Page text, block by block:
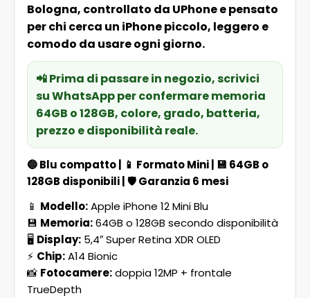
Bologna, controllato da UPhone e pensato
per chi cerca un iPhone piccolo, leggero e
comodo da usare ogni giorno.
📲 Prima di passare in negozio, scrivici
su WhatsApp per confermare memoria
64GB o 128GB, colore, grado, batteria,
prezzo e disponibilità reale.
🔵Blu compatto | 📱 Formato Mini | 💾 64GB o
128GB disponibili | 🛡️Garanzia 6 mesi
📱 Modello:Apple iPhone 12 Mini Blu
💾 Memoria:64GB o 128GB secondo disponibilità
🖥️ Display: 5,4″ Super Retina XDR OLED
⚡ Chip:A14 Bionic
📸 Fotocamere:doppia 12MP + frontale
TrueDepth